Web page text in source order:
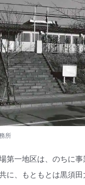
所
第一地区は、のちに
に、もともとは黒須